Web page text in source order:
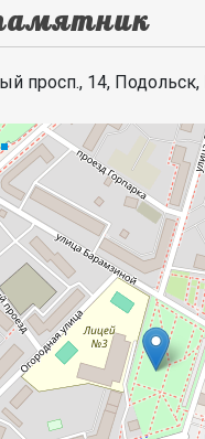
просп., 14, Подольск,